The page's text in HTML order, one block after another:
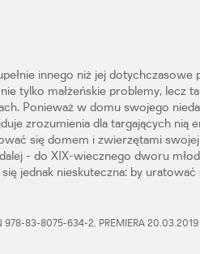
innego niż jej dotychczasowe
tylko małżeńskie problemy, lecz
Ponieważ w domu swojego
zrozumienia dla targających nią
się domem i zwierzętami swojej
- do XIX-wiecznego dworu
jednak nieskuteczna: by
83-8075-634-2, PREMIERA